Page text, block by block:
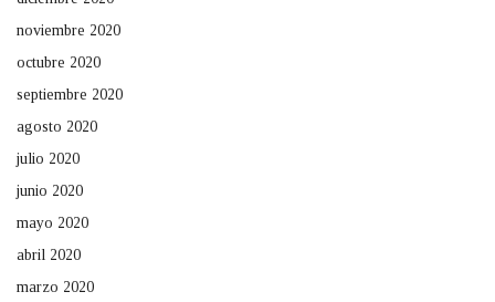
noviembre 2020
octubre 2020
septiembre 2020
agosto 2020
julio 2020
junio 2020
mayo 2020
abril 2020
marzo 2020